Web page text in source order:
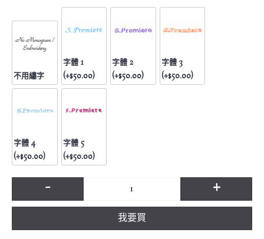
不用繡字
字體 1
(+$50.00)
字體 2
(+$50.00)
字體 3
(+$50.00)
字體 4
(+$50.00)
字體 5
(+$50.00)
- +
我要買